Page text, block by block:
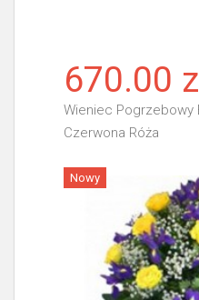
670.00
Wieniec Pogrzebowy
Czerwona Róża
Więcej
Nowy